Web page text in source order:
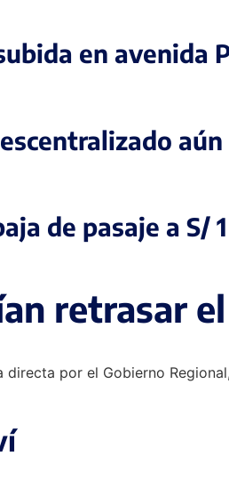
en avenida
de pasaje a S/
retrasar
directa por el Gobierno